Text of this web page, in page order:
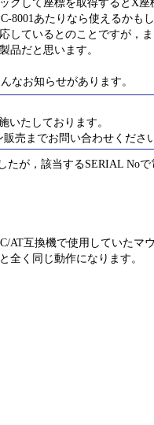
あたりなら使えるかも
しているとのことですが，
品だと思います。
なお知らせがあります。
いたしております。
売までお問い合わせください
が，該当するSERIAL No
AT互換機で使用していたマ
全く同じ動作になります。